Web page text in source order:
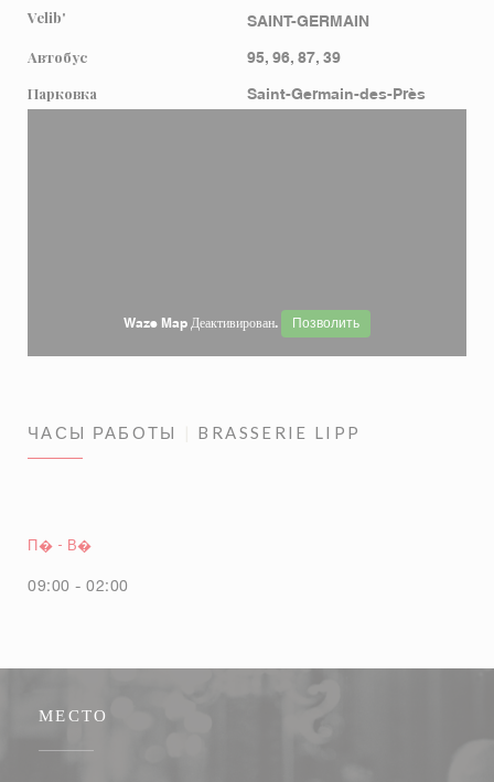
Velib'
SAINT-GERMAIN
Автобус
95, 96, 87, 39
Парковка
Saint-Germain-des-Près
Waze Map Деактивирован. Позволить
ЧАСЫ РАБОТЫ BRASSERIE LIPP
П� - В�
09:00 - 02:00
МЕСТО